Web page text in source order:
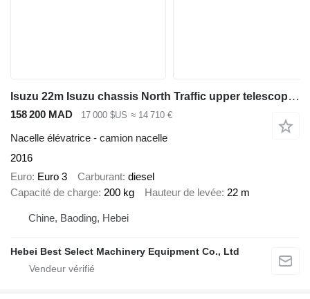
Isuzu 22m Isuzu chassis North Traffic upper telescopic boom many types
158 200 MAD 17 000 $US ≈ 14 710 €
Nacelle élévatrice - camion nacelle
2016
Euro Euro 3 Carburant diesel
Capacité de charge 200 kg Hauteur de levée 22 m
Chine, Baoding, Hebei
Hebei Best Select Machinery Equipment Co., Ltd